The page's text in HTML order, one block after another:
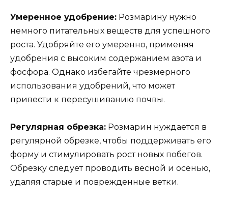
Умеренное удобрение: Розмарину нужно
немного питательных веществ для успешного
роста. Удобряйте его умеренно, применяя
удобрения с высоким содержанием азота и
фосфора. Однако избегайте чрезмерного
использования удобрений, что может
привести к пересушиванию почвы.
Регулярная обрезка: Розмарин нуждается в
регулярной обрезке, чтобы поддерживать его
форму и стимулировать рост новых побегов.
Обрезку следует проводить весной и осенью,
удаляя старые и поврежденные ветки.